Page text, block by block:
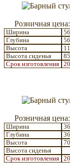
Розничная
Ширина
Глубина
Высота
Высота сиденья
Срок изготовления
Розничная
Ширина
Глубина
Высота
Высота сиденья
Срок изготовления